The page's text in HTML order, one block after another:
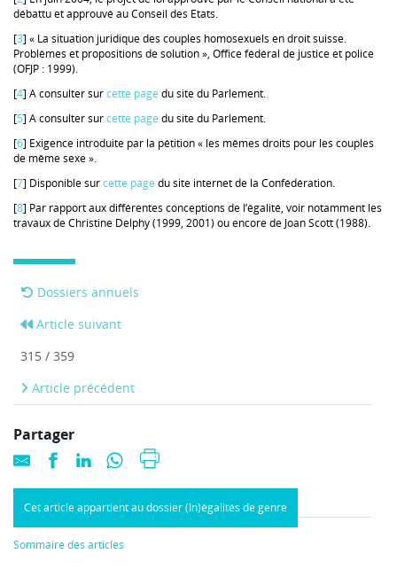
débattu et approuvé au Conseil des Etats.
[3] « La situation juridique des couples homosexuels en droit suisse.
Problèmes et propositions de solution », Office fédéral de justice et police
(OFJP : 1999).
[4] A consulter surcette page du site du Parlement.
[5] A consulter surcette page du site du Parlement.
[6] Exigence introduite par la pétition « les mêmes droits pour les couples
de même sexe ».
[7] Disponible surcette page du site internet de la Confédération.
[8] Par rapport aux différentes conceptions de l’égalité, voir notamment les
travaux de Christine Delphy (1999, 2001) ou encore de Joan Scott (1988).
Dossiers annuels
Article suivant
315 / 359
Article précédent
Partager
Cet article appartient au dossier (In)égalités de genre
Sommaire des articles